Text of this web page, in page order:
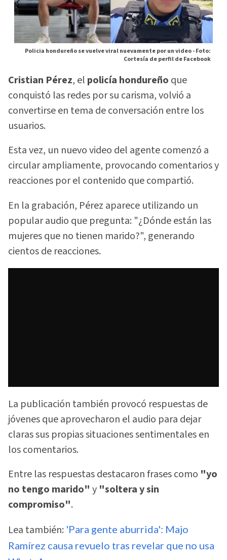
Policia hondureño se vuelve viral nuevamente por un video -Foto:
Cortesía de perfil de Facebook
Cristian Pérez, el policía hondureño que
conquistó las redes por su carisma, volvió a
convertirse en tema de conversación entre los
usuarios.
Esta vez, un nuevo video del agente comenzó a
circular ampliamente, provocando comentarios y
reacciones por el contenido que compartió.
En la grabación, Pérez aparece utilizando un
popular audio que pregunta: "¿Dónde están las
mujeres que no tienen marido?", generando
cientos de reacciones.
La publicación también provocó respuestas de
jóvenes que aprovecharon el audio para dejar
claras sus propias situaciones sentimentales en
los comentarios.
Entre las respuestas destacaron frases como "yo
no tengo marido" y "soltera y sin
compromiso".
Lea también: 'Para gente aburrida': Majo
Ramírez causa revuelo tras revelar que no usa